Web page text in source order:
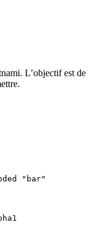
L’objectif est de
"bar"